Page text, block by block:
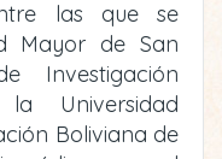
las que se
Mayor de San
Investigación
Universidad
Boliviana de